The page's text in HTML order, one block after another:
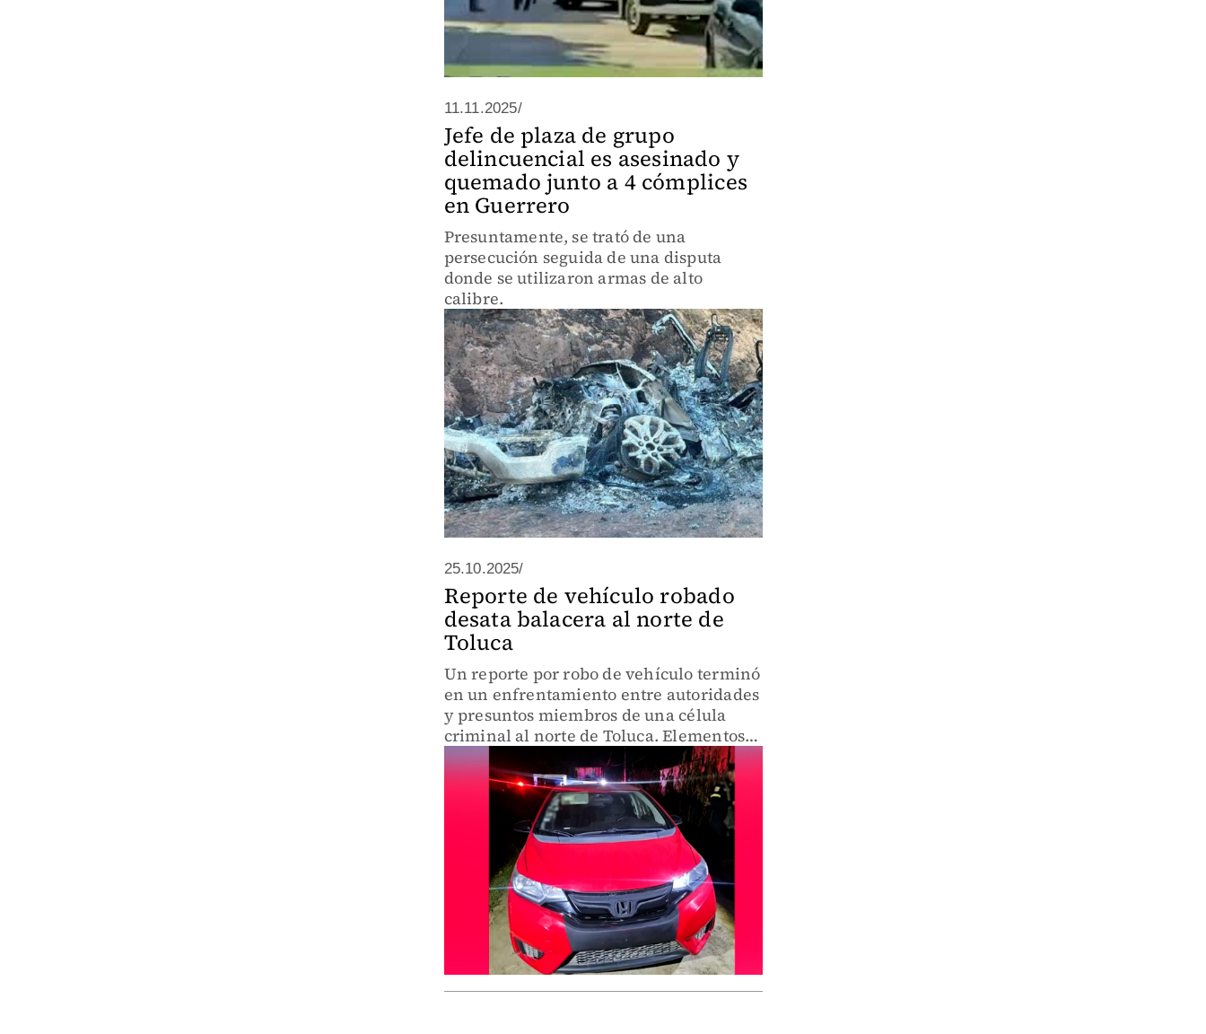
11.11.2025/
Jefe de plaza de grupo
delincuencial es asesinado y
quemado junto a 4 cómplices
en Guerrero
Presuntamente, se trató de una
persecución seguida de una disputa
donde se utilizaron armas de alto
calibre.
25.10.2025/
Reporte de vehículo robado
desata balacera al norte de
Toluca
Un reporte por robo de vehículo terminó
en un enfrentamiento entre autoridades
y presuntos miembros de una célula
criminal al norte de Toluca. Elementos
de seguridad desplegaron un operativo
en la zona para asegurar el área.